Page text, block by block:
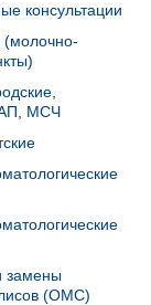
консультации
(молочно-
МСЧ
замены
(ОМС)